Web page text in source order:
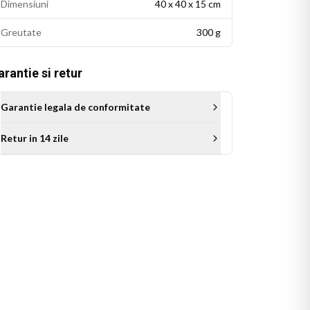
Dimensiuni 40 x 40 x 15 cm
Greutate 300 g
si retur
Garantie legala de conformitate
Retur in 14 zile